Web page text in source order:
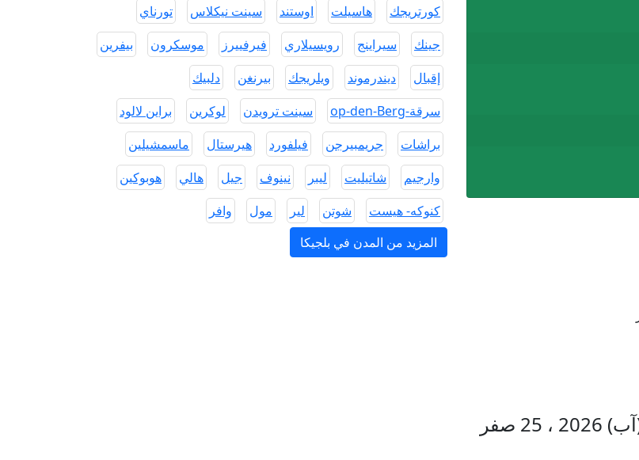
مواقيت الأذان في وافر السبت 8 أغسطس (آب) 2026 ، 25 صفر
كورتريجك
هاسيلت اوستند سينت نيكلاس
تورناي
جينك
سيراينج رويسيلاري فيرفييرز موسكرون
بيفرين
إقبال
ديندرموند ويلريجك بيرنغن
دلبيك
سرقة-op-den-Berg
سينت ترويدن لوكرين
براين لالود
براشات
جريمبيرجن فيلفورد هيرستال
ماسمشيلين
وارجيم
شاتيليت ليبر نينوف جيل هالي
هوبوكين
كنوكه- هيست
شوتن لير مول
وافر
المزيد من المدن في بلجيكا